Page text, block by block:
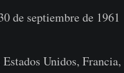
de septiembre de 1961
Estados Unidos,